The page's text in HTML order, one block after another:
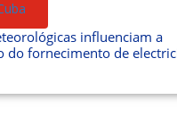
influenciam a
do fornecimento de